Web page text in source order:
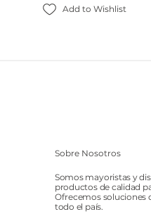
Add to Wishlist
Sobre Nosotros
Somos mayoristas y
productos de calidad
Ofrecemos soluciones
todo el país.